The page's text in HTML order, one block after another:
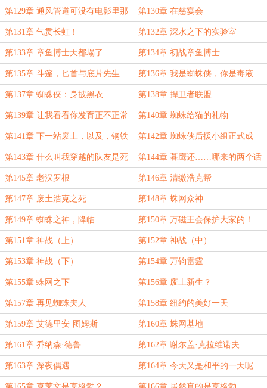
第129章 通风管道可没有电影里那
么舒服
第130章 在慈宴会
第131章 气贯长虹！ 第132章 深水之下的实验室
第133章 章鱼博士天都塌了 第134章 初战章鱼博士
第135章 斗篷，匕首与底片先生 第136章 我是蜘蛛侠，你是毒液
第137章 蜘蛛侠：身披黑衣 第138章 捍卫者联盟
第139章 让我看看你发育正不正常
啊
第140章 蜘蛛给猫的礼物
第141章 下一站废土，以及，钢铁
蜘蛛
第142章 蜘蛛侠后援小组正式成
立！
第143章 什么叫我穿越的队友是死
侍？
第144章 暮鹰还……哪来的两个话
痨？
第145章 老汉罗根 第146章 清缴浩克帮
第147章 废土浩克之死 第148章 蛛网众神
第149章 蜘蛛之神，降临 第150章 万磁王会保护大家的！
第151章 神战（上） 第152章 神战（中）
第153章 神战（下） 第154章 万钧雷霆
第155章 蛛网之下 第156章 废土新生？
第157章 再见蜘蛛夫人 第158章 纽约的美好一天
第159章 艾德里安·图姆斯 第160章 蛛网基地
第161章 乔纳森·德鲁 第162章 谢尔盖·克拉维诺夫
第163章 深夜偶遇 第164章 今天又是和平的一天呢